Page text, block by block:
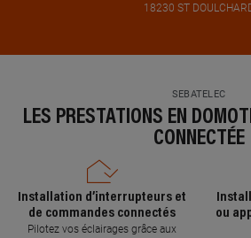
18230 ST
SEBATELEC
LES PRESTATIONS EN
CONNECTÉE
Installation d’interrupteurs et
de commandes connectés
Pilotez vos éclairages grâce aux
ou